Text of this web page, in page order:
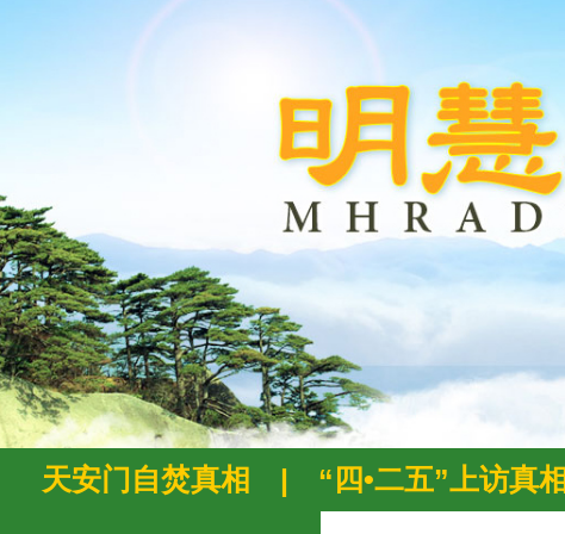
天安门自焚真相 | “四•二五”上访真相